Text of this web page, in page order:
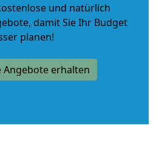
und natürlich
, damit Sie Ihr Budget
planen!
Angebote erhalten